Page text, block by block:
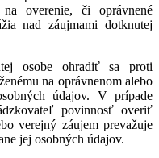
overenie, či oprávnené
nad záujmami dotknutej
osobe ohradiť sa proti
na oprávnenom alebo
údajov. V prípade
povinnosť overiť
verejný záujem prevažuje
jej osobných údajov.